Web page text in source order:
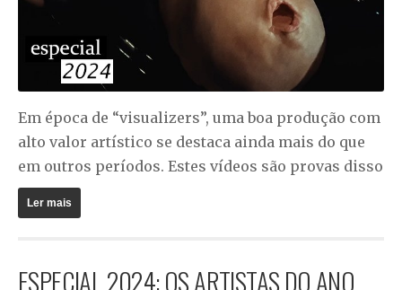
Em época de “visualizers”, uma boa produção com
alto valor artístico se destaca ainda mais do que
em outros períodos. Estes vídeos são provas disso
Ler mais
ESPECIAL 2024: OS ARTISTAS DO ANO